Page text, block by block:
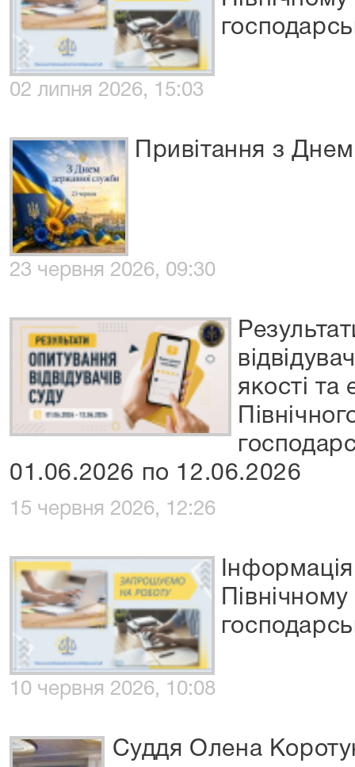
02 липня 2026, 15:03
Привітання з
23 червня 2026, 09:30
якості та
01.06.2026 по 12.06.2026
15 червня 2026, 12:26
10 червня 2026, 10:08
Суддя Олена